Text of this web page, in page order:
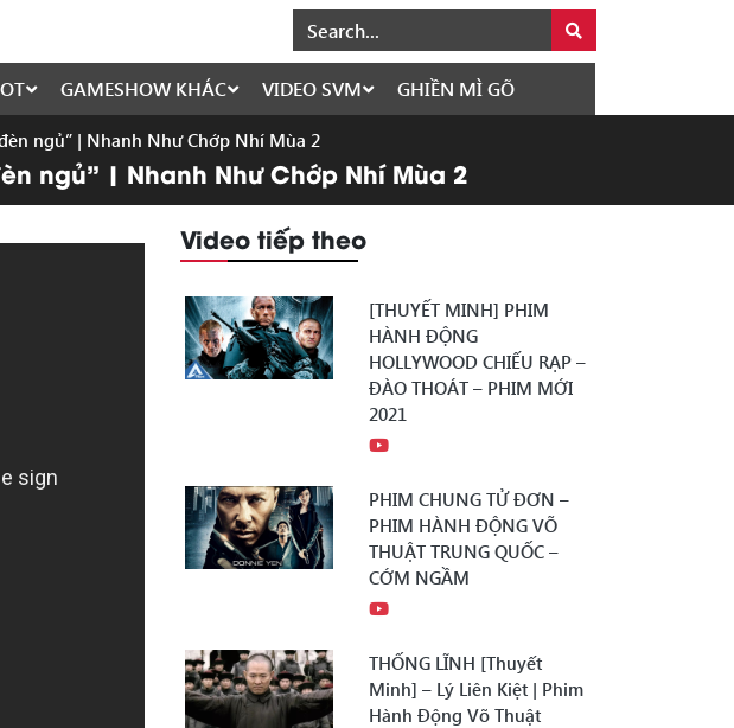
GAMESHOW KHÁC VIDEO SVM GHIỀN MÌ GÕ
ngủ” | Nhanh Như Chớp Nhí Mùa 2
ngủ” | Nhanh Như Chớp Nhí Mùa 2
Video tiếp theo
[THUYẾT MINH] PHIM
HÀNH ĐỘNG
HOLLYWOOD CHIẾU RẠP –
ĐÀO THOÁT – PHIM MỚI
2021
PHIM CHUNG TỬ ĐƠN –
PHIM HÀNH ĐỘNG VÕ
THUẬT TRUNG QUỐC –
CỚM NGẦM
THỐNG LĨNH [Thuyết
Minh] – Lý Liên Kiệt | Phim
Hành Động Võ Thuật